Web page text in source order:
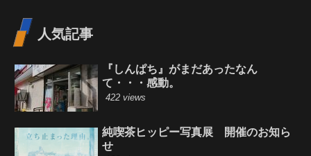
人気記事
『しんぱち』がまだあったなん
て・・・感動。
422 views
純喫茶ヒッピー写真展 開催のお知ら
せ